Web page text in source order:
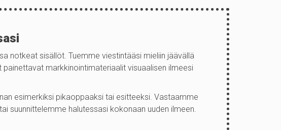
notkeat sisällöt. Tuemme viestintääsi mieliin jäävällä
markkinointimateriaalit visuaalisen ilmeesi
esimerkiksi pikaoppaaksi tai esitteeksi. Vastaamme
suunnittelemme halutessasi kokonaan uuden ilmeen.